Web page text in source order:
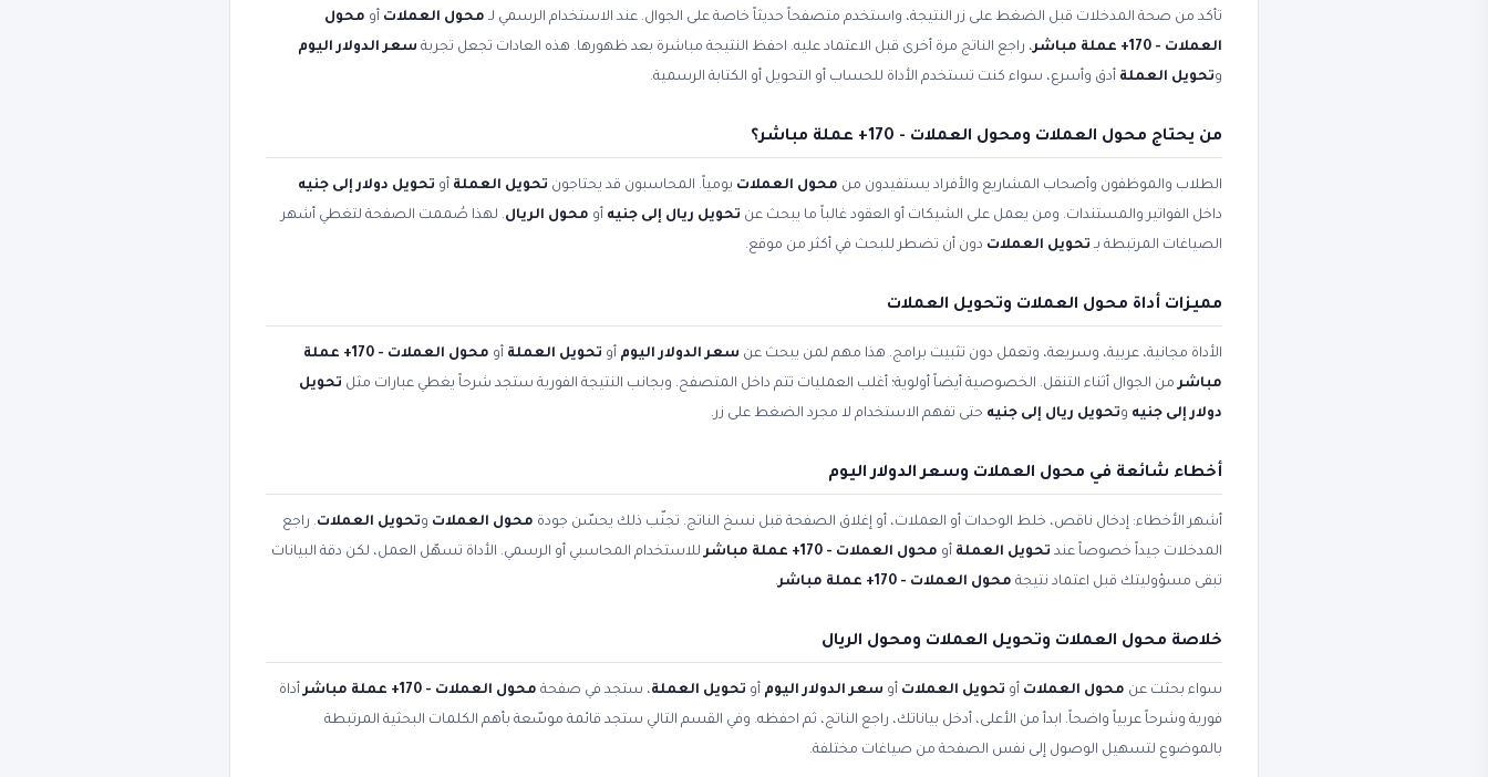
تأكد من صحة المدخلات قبل الضغط على زر النتيجة، واستخدم متصفحاً حديثاً خاصة على الجوال. عند الاستخدام الرسمي لـ محول العملات أو محول
العملات - 170+ عملة مباشر
، راجع الناتج مرة أخرى قبل الاعتماد عليه. احفظ النتيجة مباشرة بعد ظهورها. هذه العادات تجعل تجربة سعر الدولار اليوم
وتحويل العملة أدق وأسرع، سواء كنت تستخدم الأداة للحساب أو التحويل أو الكتابة الرسمية.
من يحتاج محول العملات ومحول العملات - 170+ عملة مباشر؟
الطلاب والموظفون وأصحاب المشاريع والأفراد يستفيدون من محول العملات يومياً. المحاسبون قد يحتاجون تحويل العملة أو تحويل دولار إلى جنيه
داخل الفواتير والمستندات. ومن يعمل على الشيكات أو العقود غالباً ما يبحث عن تحويل ريال إلى جنيه أو محول الريال. لهذا صُممت الصفحة لتغطي أشهر
الصياغات المرتبطة بـ تحويل العملات دون أن تضطر للبحث في أكثر من موقع.
مميزات أداة محول العملات وتحويل العملات
الأداة مجانية، عربية، وسريعة، وتعمل دون تثبيت برامج. هذا مهم لمن يبحث عن سعر الدولار اليوم أو تحويل العملة أو
محول العملات - 170+ عملة
مباشرمن الجوال أثناء التنقل. الخصوصية أيضاً أولوية؛ أغلب العمليات تتم داخل المتصفح. وبجانب النتيجة الفورية ستجد شرحاً يغطي عبارات مثل تحويل
دولار إلى جنيه وتحويل ريال إلى جنيه حتى تفهم الاستخدام لا مجرد الضغط على زر.
أخطاء شائعة في محول العملات وسعر الدولار اليوم
أشهر الأخطاء: إدخال ناقص، خلط الوحدات أو العملات، أو إغلاق الصفحة قبل نسخ الناتج. تجنّب ذلك يحسّن جودة محول العملات وتحويل العملات. راجع
المدخلات جيداً خصوصاً عند تحويل العملة أو محول العملات - 170+ عملة مباشر
للاستخدام المحاسبي أو الرسمي. الأداة تسهّل العمل، لكن دقة البيانات
تبقى مسؤوليتك قبل اعتماد نتيجة محول العملات - 170+ عملة مباشر .
خلاصة محول العملات وتحويل العملات ومحول الريال
سواء بحثت عن محول العملات أو تحويل العملات أو سعر الدولار اليوم أو تحويل العملة، ستجد في صفحة محول العملات - 170+ عملة مباشر
أداة
فورية وشرحاً عربياً واضحاً. ابدأ من الأعلى، أدخل بياناتك، راجع الناتج، ثم احفظه. وفي القسم التالي ستجد قائمة موسّعة بأهم الكلمات البحثية المرتبطة
بالموضوع لتسهيل الوصول إلى نفس الصفحة من صياغات مختلفة.